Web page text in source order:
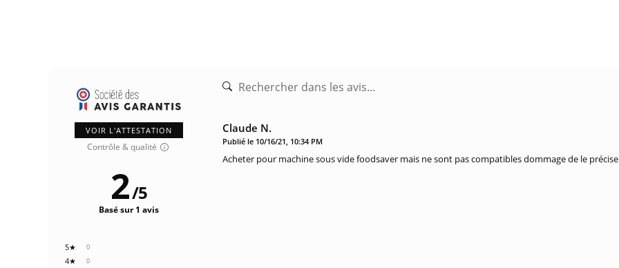
VOIR L'ATTESTATION
Contrôle & qualité
0
4★
0
5★
2/5
Basé sur 1 avis
Claude N.
Publié le 10/16/21, 10:34 PM
Acheter pour machine sous vide foodsaver mais ne sont pas compatibles dommage de le